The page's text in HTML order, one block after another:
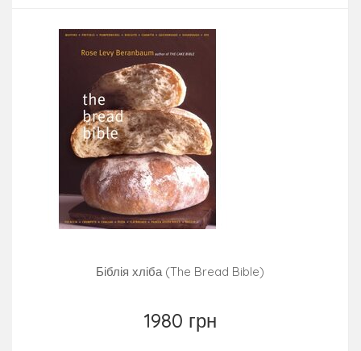
Біблія хліба (The Bread Bible)
1980 грн